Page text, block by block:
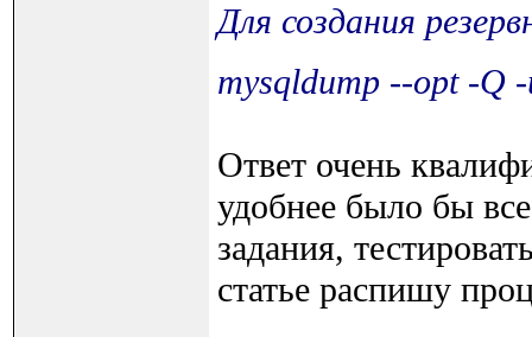
Для создания
mysqldump --opt
Ответ очень
удобнее было бы
задания,
статье распишу